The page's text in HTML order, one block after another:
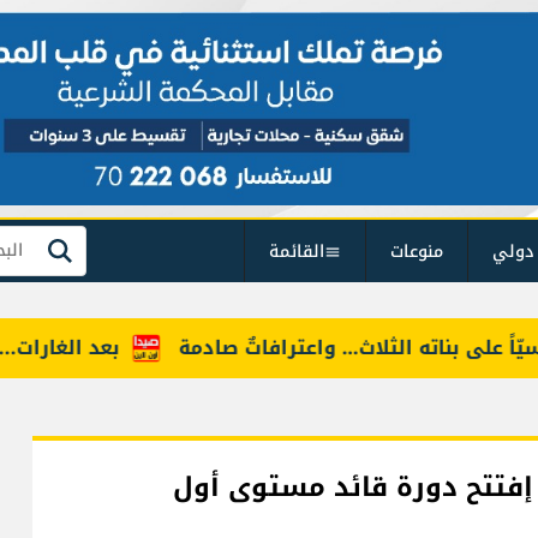
منوعات القائمة بحث
بعد الغارات... الجيش الثلاث… واعترافاتٌ صادمة
دورة قائد مستوى أول